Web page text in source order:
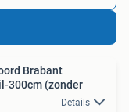
Brabant
300cm (zonder
Details